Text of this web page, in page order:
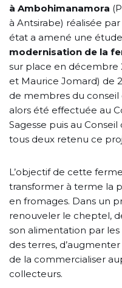
à Ambohimanamora
à Antsirabe) réalisée
état a amené une
modernisation de la
sur place en décembre
et Maurice Jomard) de
de membres du conseil
alors été effectuée au
Sagesse puis au Conseil
tous deux retenu ce
L’objectif de cette
transformer à terme la
en fromages. Dans un
renouveler le cheptel,
son alimentation par
des terres,
de la commercialiser
collecteurs.